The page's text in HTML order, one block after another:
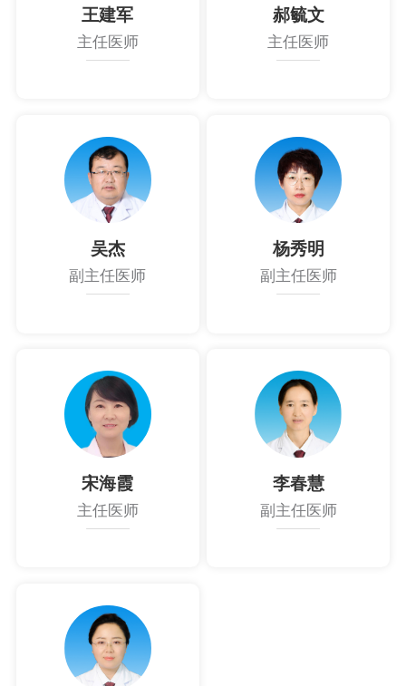
王建军
主任医师
郝毓文
主任医师
吴杰
副主任医师
杨秀明
副主任医师
宋海霞
主任医师
李春慧
副主任医师